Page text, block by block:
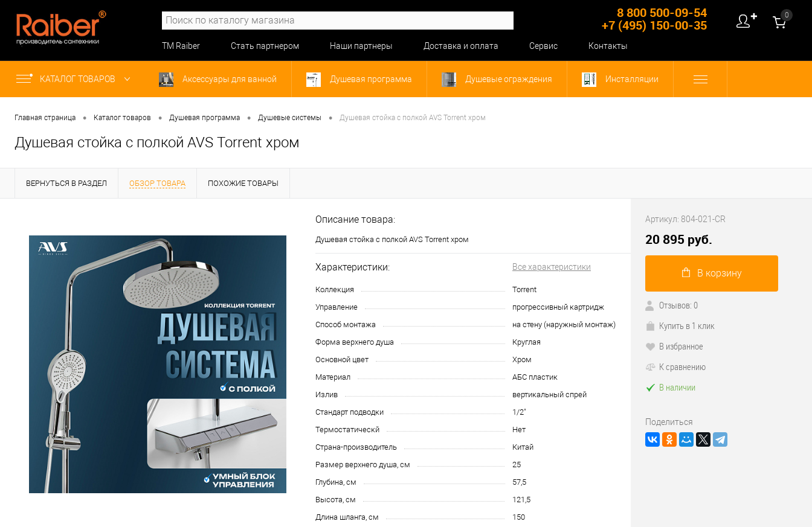
8 800 500-09-54
+7 (495) 150-00-35
ТМ Raiber Стать партнером Наши партнеры Доставка и оплата Сервис Контакты
✚ 0
КАТАЛОГ ТОВАРОВ Аксессуары для ванной Душевая программа Душевые ограждения Инсталляции
Главная страница • Каталог товаров • Душевая программа • Душевые системы • Душевая стойка с полкой AVS Torrent хром
Душевая стойка с полкой AVS Torrent хром
ВЕРНУТЬСЯ В РАЗДЕЛ ОБЗОР ТОВАРА ПОХОЖИЕ ТОВАРЫ
Описание товара:
Душевая стойка с полкой AVS Torrent хром
Характеристики: Все характеристики
Коллекция
Torrent
Управление
прогрессивный картридж
Способ монтажа
на стену (наружный монтаж)
Форма верхнего душа
Круглая
Основной цвет
Хром
Материал
АБС пластик
Излив
вертикальный спрей
Стандарт подводки
1/2"
Термостатическй
Нет
Страна-производитель
Китай
Размер верхнего душа, см
25
Глубина, см
57,5
Высота, см
121,5
Длина шланга, см
150
Артикул: 804-021-CR
20 895 руб.
В корзину
Отзывов: 0
Купить в 1 клик
В избранное
К сравнению
В наличии
Поделиться